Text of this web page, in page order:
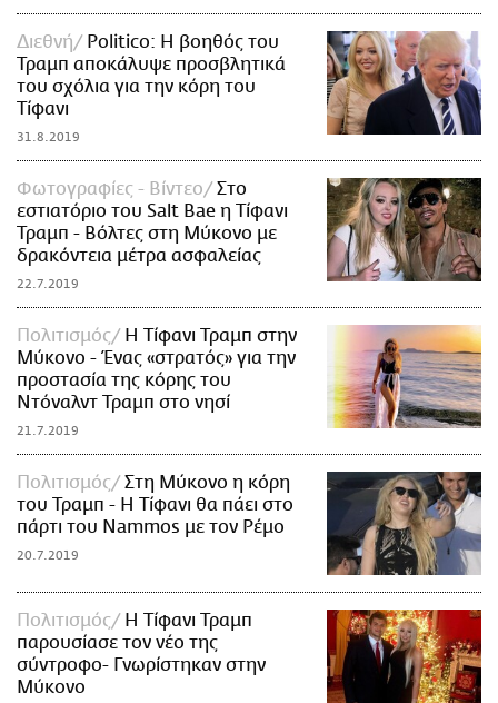
Διεθνή
Politico: Η βοηθός του
Τραμπ αποκάλυψε προσβλητικά
του σχόλια για την κόρη του
Τίφανι
31.8.2019
Φωτογραφίες - Βίντεο
Στο
εστιατόριο του Salt Bae η Τίφανι
Τραμπ - Βόλτες στη Μύκονο με
δρακόντεια μέτρα ασφαλείας
22.7.2019
Πολιτισμός
Η Τίφανι Τραμπ στην
Μύκονο - Ένας «στρατός» για την
προστασία της κόρης του
Ντόναλντ Τραμπ στο νησί
21.7.2019
Πολιτισμός
Στη Μύκονο η κόρη
του Τραμπ - Η Τίφανι θα πάει στο
πάρτι του Nammos με τον Ρέμο
20.7.2019
Πολιτισμός
Η Τίφανι Τραμπ
παρουσίασε τον νέο της
σύντροφο- Γνωρίστηκαν στην
Μύκονο